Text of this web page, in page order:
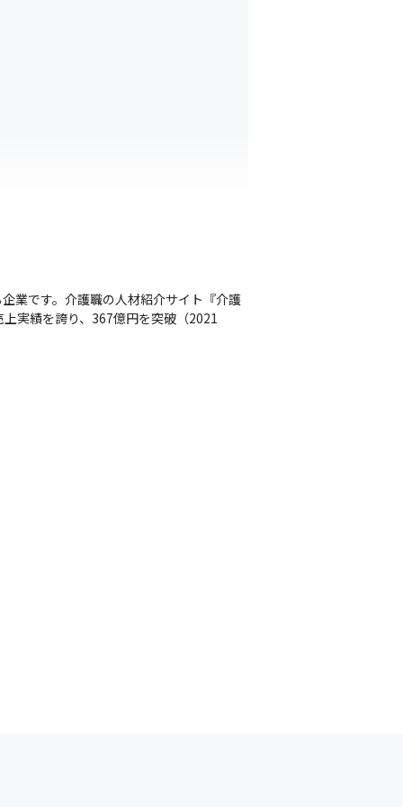
業です。介護職の人材紹介サイト『介護
実績を誇り、367億円を突破（2021